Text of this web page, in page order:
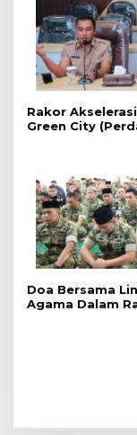
Rakor
Green City
Kota
Pakar
Doa Bersama
Agama Dalam